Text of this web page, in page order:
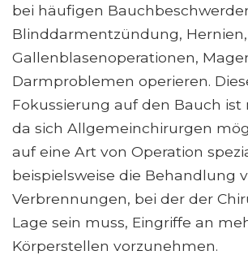
bei häufigen
Blinddarmentzündung, Hernien,
Gallenblasenoperationen,
Darmproblemen operieren.
Fokussierung auf den Bauch ist
da sich Allgemeinchirurgen
auf eine Art von Operation
beispielsweise die Behandlung
Verbrennungen, bei der der
Lage sein muss, Eingriffe an
Körperstellen vorzunehmen.